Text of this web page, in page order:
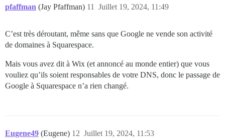
pfaffman (Jay Pfaffman) Juillet 19, 2024, 11:49
11
C’est très déroutant, même sans que Google ne vende son activité
de domaines à Squarespace.
Mais vous avez dit à Wix (et annoncé au monde entier) que vous
vouliez qu’ils soient responsables de votre DNS, donc le passage de
Google à Squarespace n’a rien changé.
Eugene49 (Eugene) Juillet 19, 2024, 11:53
12